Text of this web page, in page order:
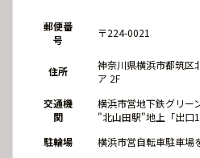
郵便番
号
〒224-0021
住所
神奈川県横浜市都筑区
ア 2F
交通機
関
横浜市営地下鉄グリー
"北山田駅"地上「出口
駐輪場
横浜市営自転車駐車場